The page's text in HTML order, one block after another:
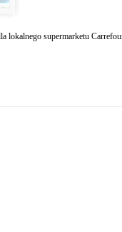
lokalnego supermarketu